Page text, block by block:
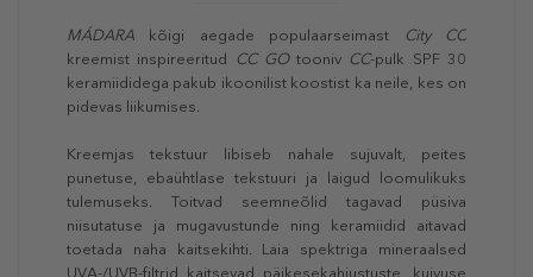
MÁDARA kõigi aegade populaarseimast
City CC
kreemist inspireeritud
CC GOtooniv CC-pulk SPF 30
keramiididega pakub ikoonilist koostist ka neile, kes on
pidevas liikumises.
Kreemjas tekstuur libiseb nahale sujuvalt, peites
punetuse, ebaühtlase tekstuuri ja laigud loomulikuks
tulemuseks. Toitvad seemneõlid tagavad püsiva
niisutatuse ja mugavustunde ning keramiidid aitavad
toetada naha kaitsekihti. Laia spektriga mineraalsed
UVA-/UVB-filtrid kaitsevad päikesekahjustuste, kuivuse